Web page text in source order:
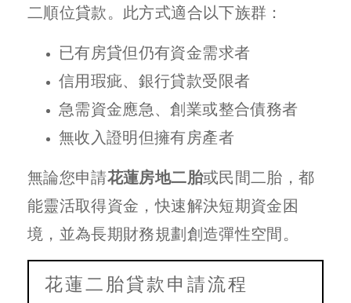
二順位貸款。此方式適合以下族群：
已有房貸但仍有資金需求者
信用瑕疵、銀行貸款受限者
急需資金應急、創業或整合債務者
無收入證明但擁有房產者
無論您申請花蓮房地二胎或民間二胎，都
能靈活取得資金，快速解決短期資金困
境，並為長期財務規劃創造彈性空間。
花蓮二胎貸款申請流程